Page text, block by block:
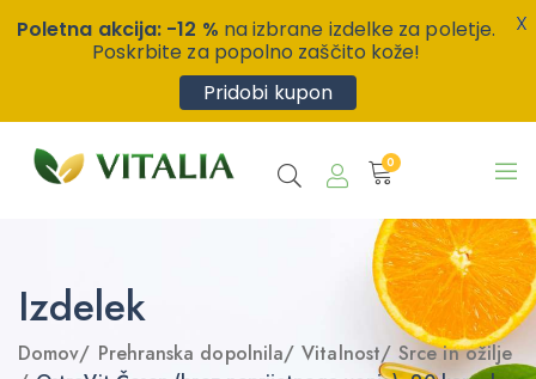
0
Izdelek
Domov/ Prehranska dopolnila/ Vitalnost/ Srce in ožilje
Poletna akcija: -12 % na izbrane izdelke za poletje.
Poskrbite za popolno zaščito kože!
Pridobi kupon
X